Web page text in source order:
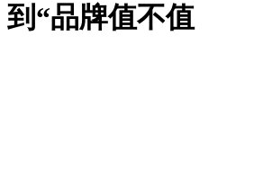
到“品牌值不值